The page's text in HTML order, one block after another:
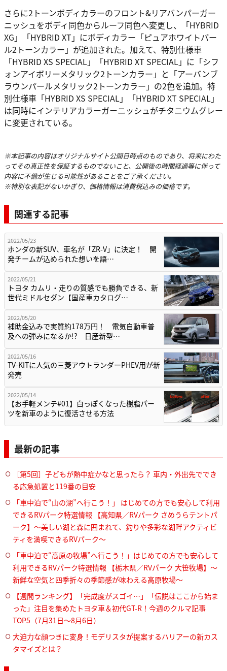
さらに2トーンボディカラーのフロント&リアバンパーガー
ニッシュをボディ同色からルーフ同色へ変更し、「HYBRID
XG」「HYBRID XT」にボディカラー「ピュアホワイトパー
ル2トーンカラー」が追加された。加えて、特別仕様車
「HYBRID XS SPECIAL」「HYBRID XT SPECIAL」に「シフ
ォンアイボリーメタリック2トーンカラー」と「アーバンブ
ラウンパールメタリック2トーンカラー」の2色を追加。特
別仕様車「HYBRID XS SPECIAL」「HYBRID XT SPECIAL」
は同時にインテリアカラーガーニッシュがチタニウムグレー
に変更されている。
※本記事の内容はオリジナルサイト公開日時点のものであり、将来にわた
ってその真正性を保証するものでないこと、公開後の時間経過等に伴って
内容に不備が生じる可能性があることをご了承ください。
※特別な表記がないかぎり、価格情報は消費税込みの価格です。
関連する記事
2022/05/23
ホンダの新SUV、車名が「ZR-V」に決定！ 開
発チームが込められた想いを語…
2022/05/21
トヨタ カムリ・走りの質感でも勝負できる、新
世代ミドルセダン【国産車カタログ…
2022/05/20
補助金込みで実質約178万円！ 電気自動車普
及への弾みになるか!? 日産新型…
2022/05/16
TV-KITに人気の三菱アウトランダーPHEV用が新
発売
2022/05/14
【お手軽メンテ#01】白っぽくなった樹脂パー
ツを新車のように復活させる方法
最新の記事
［第5回］子どもが熱中症かなと思ったら？ 車内・外出先ででき
る応急処置と119番の目安
「車中泊で“山の湖”へ行こう！」 はじめての方でも安心して利用
できるRVパーク特選情報 【高知県／RVパーク さめうらテントパ
ーク】～美しい湖と森に囲まれて、釣りや多彩な湖畔アクティビ
ティを満喫できるRVパーク～
「車中泊で“高原の牧場”へ行こう！」はじめての方でも安心して
利用できるRVパーク特選情報 【栃木県／RVパーク 大笹牧場】～
新鮮な空気と四季折々の季節感が味わえる高原牧場～
【週間ランキング】「完成度がスゴイ…」「伝説はここから始ま
った」注目を集めたトヨタ車＆初代GT-R！今週のクルマ記事
TOP5（7月31日〜8月6日）
大迫力な顔つきに変身！モデリスタが提案するハリアーの新カス
タマイズとは？